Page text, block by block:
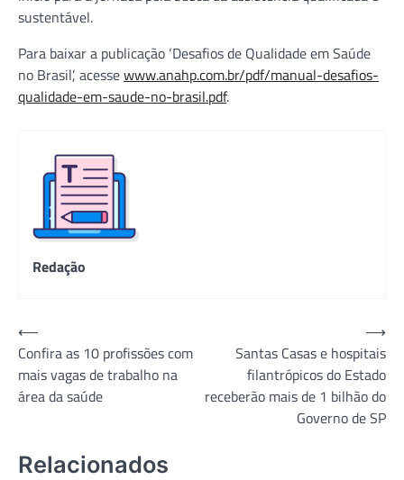
sustentável.
Para baixar a publicação ‘Desafios de Qualidade em Saúde
no Brasil’, acessewww.anahp.com.br/pdf/manual-desafios-
qualidade-em-saude-no-brasil.pdf.
Redação
Navegação
de
Post
⟵
Confira as 10 profissões com
mais vagas de trabalho na
área da saúde
Santas Casas e hospitais
filantrópicos do Estado
receberão mais de 1 bilhão do
Governo de SP
⟶
Relacionados